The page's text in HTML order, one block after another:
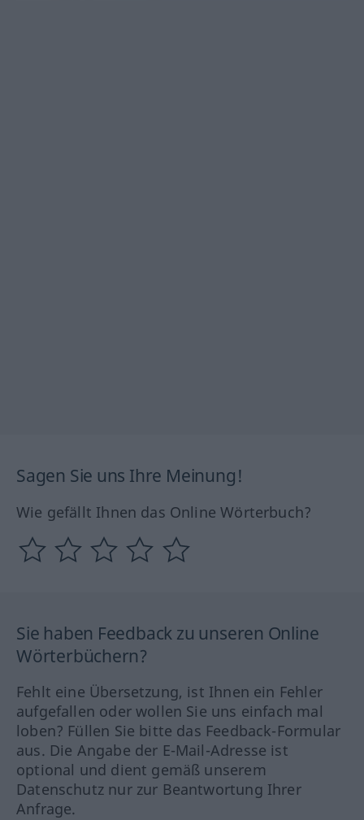
Sagen Sie uns Ihre Meinung!
Wie gefällt Ihnen das Online Wörterbuch?
Sie haben Feedback zu unseren Online
Wörterbüchern?
Fehlt eine Übersetzung, ist Ihnen ein Fehler
aufgefallen oder wollen Sie uns einfach mal
loben? Füllen Sie bitte das Feedback-Formular
aus. Die Angabe der E-Mail-Adresse ist
optional und dient gemäß unserem
Datenschutz nur zur Beantwortung Ihrer
Anfrage.